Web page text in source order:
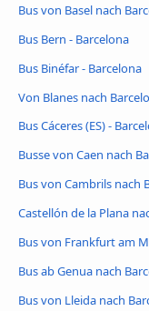
Bus von Basel nach
Bus Bern - Barcelona
Bus Binéfar - Barcelona
Von Blanes nach
Bus Cáceres‎‎ (ES) -
Busse von Caen nach
Bus von Cambrils nach
Castellón de la Plana
Bus von Frankfurt am
Bus ab Genua nach
Bus von Lleida nach